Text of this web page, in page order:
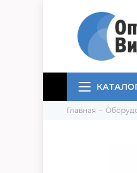
Главная